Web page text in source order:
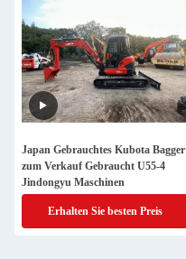
Japan Gebrauchtes Kubota Bagger
zum Verkauf Gebraucht U55-4
Jindongyu Maschinen
Erhalten Sie besten Preis